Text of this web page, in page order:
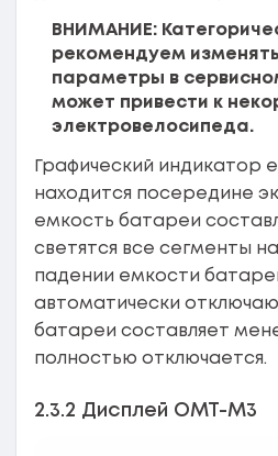
ВНИМАНИЕ:
рекомендуем
параметры в
может привести к
электровелосипеда.
Графический индикатор
находится посередине
емкость батареи
светятся все сегменты
падении емкости
автоматически
батареи составляет
полностью отключается.
2.3.2 Дисплей OMT-M3